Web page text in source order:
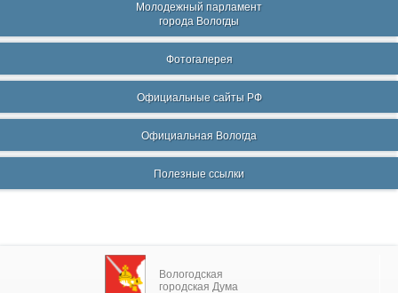
Молодежный парламент
города Вологды
Фотогалерея
Официальные сайты РФ
Официальная Вологда
Полезные ссылки
Вологодская
городская Дума